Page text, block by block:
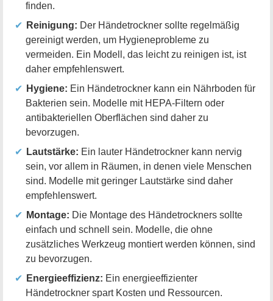
finden.
Reinigung: Der Händetrockner sollte regelmäßig
gereinigt werden, um Hygieneprobleme zu
vermeiden. Ein Modell, das leicht zu reinigen ist, ist
daher empfehlenswert.
Hygiene: Ein Händetrockner kann ein Nährboden für
Bakterien sein. Modelle mit HEPA-Filtern oder
antibakteriellen Oberflächen sind daher zu
bevorzugen.
Lautstärke: Ein lauter Händetrockner kann nervig
sein, vor allem in Räumen, in denen viele Menschen
sind. Modelle mit geringer Lautstärke sind daher
empfehlenswert.
Montage: Die Montage des Händetrockners sollte
einfach und schnell sein. Modelle, die ohne
zusätzliches Werkzeug montiert werden können, sind
zu bevorzugen.
Energieeffizienz: Ein energieeffizienter
Händetrockner spart Kosten und Ressourcen.